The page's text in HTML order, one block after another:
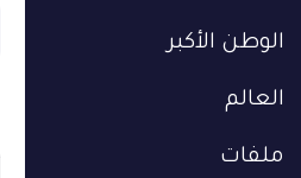
الوطن الأكبر
العالم
ملفات